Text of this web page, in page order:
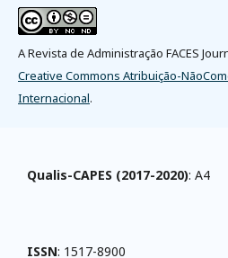
A Revista de Administração FACES
Creative Commons Atribuição-
Internacional.
Qualis-CAPES (2017-2020): A4
ISSN: 1517-8900